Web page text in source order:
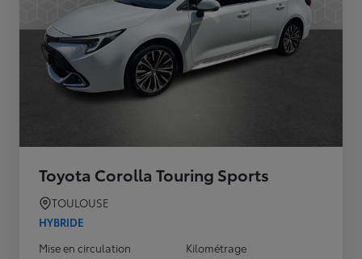
Toyota Corolla Touring Sports
TOULOUSE
HYBRIDE
Mise en circulation
Kilométrage